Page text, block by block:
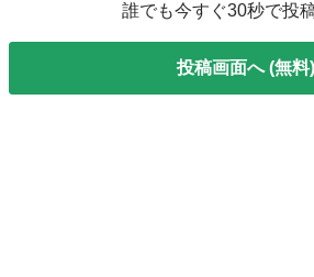
誰でも今すぐ30秒で投
投稿画面へ (無料)